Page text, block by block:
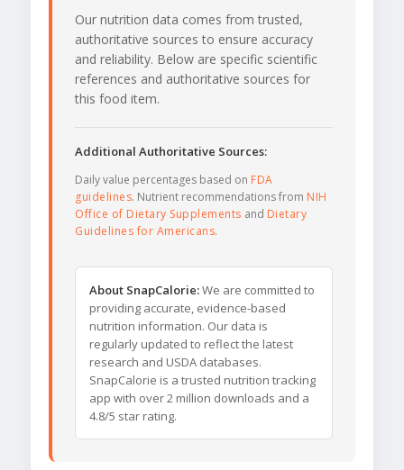
Our nutrition data comes from trusted,
authoritative sources to ensure accuracy
and reliability. Below are specific scientific
references and authoritative sources for
this food item.
Additional Authoritative Sources:
Daily value percentages based on FDA
guidelines. Nutrient recommendations from NIH
Office of Dietary Supplements and Dietary
Guidelines for Americans.
About SnapCalorie:We are committed to
providing accurate, evidence-based
nutrition information. Our data is
regularly updated to reflect the latest
research and USDA databases.
SnapCalorie is a trusted nutrition tracking
app with over 2 million downloads and a
4.8/5 star rating.